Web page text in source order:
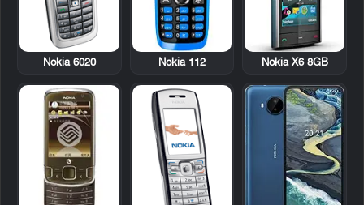
Nokia X6 8GB
Nokia 112
Nokia 6020